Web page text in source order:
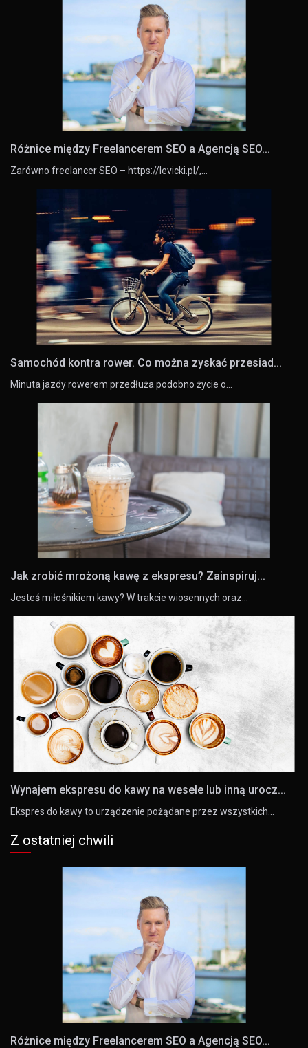
Różnice między Freelancerem SEO a Agencją SEO...
Zarówno freelancer SEO – https://levicki.pl/,…
Samochód kontra rower. Co można zyskać przesiad...
Minuta jazdy rowerem przedłuża podobno życie o…
Jak zrobić mrożoną kawę z ekspresu? Zainspiruj...
Jesteś miłośnikiem kawy? W trakcie wiosennych oraz…
Wynajem ekspresu do kawy na wesele lub inną urocz...
Ekspres do kawy to urządzenie pożądane przez wszystkich…
Z ostatniej chwili
Różnice między Freelancerem SEO a Agencją SEO...